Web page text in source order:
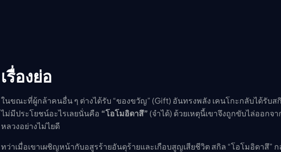
เรื่องย่อ
ในขณะที่ผู้กล้าคนอื่น ๆ ต่างได้รับ “ของขวัญ” (Gift) อันทรงพลัง เคนโกะกลับได้รับส
ไม่มีประโยชน์อะไรเลยนั่นคือ “โอโมอิดาสึ”(จำได้) ด้วยเหตุนี้เขาจึงถูกขับไล่ออกจา
หลวงอย่างไม่ไยดี
ทว่าเมื่อเขาเผชิญหน้ากับอสูรร้ายอันดุร้ายและเกือบสูญเสียชีวิต สกิล “โอโมอิดาสึ”